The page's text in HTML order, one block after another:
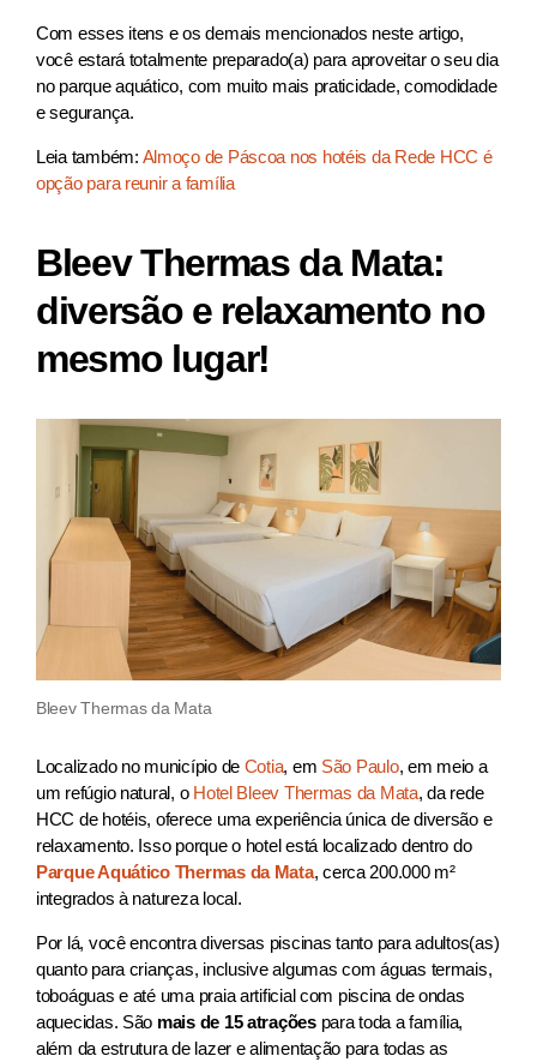
Com esses itens e os demais mencionados neste artigo,
você estará totalmente preparado(a) para aproveitar o seu dia
no parque aquático, com muito mais praticidade, comodidade
e segurança.
Leia também: Almoço de Páscoa nos hotéis da Rede HCC é
opção para reunir a família
Bleev Thermas da Mata:
diversão e relaxamento no
mesmo lugar!
Bleev Thermas da Mata
Localizado no município de Cotia, em São Paulo, em meio a
um refúgio natural, o Hotel Bleev Thermas da Mata, da rede
HCC de hotéis, oferece uma experiência única de diversão e
relaxamento. Isso porque o hotel está localizado dentro do
Parque Aquático Thermas da Mata, cerca 200.000 m²
integrados à natureza local.
Por lá, você encontra diversas piscinas tanto para adultos(as)
quanto para crianças, inclusive algumas com águas termais,
toboáguas e até uma praia artificial com piscina de ondas
aquecidas. São mais de 15 atrações para toda a família,
além da estrutura de lazer e alimentação para todas as